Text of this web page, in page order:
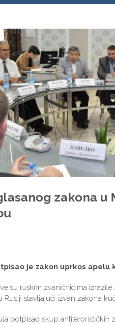
zakona
je zakon uprkos apelu
su ruskim zvaničnicima
Rusiji stavljajući izvan zakona
potpisao skup